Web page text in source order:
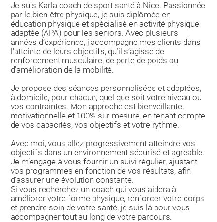
Je suis Karla coach de sport santé à Nice. Passionnée
par le bien-être physique, je suis diplômée en
éducation physique et spécialisé en activité physique
adaptée (APA) pour les seniors. Avec plusieurs
années d’expérience, j'accompagne mes clients dans
l'atteinte de leurs objectifs, qu’il s’agisse de
renforcement musculaire, de perte de poids ou
d'amélioration de la mobilité.
Je propose des séances personnalisées et adaptées,
à domicile, pour chacun, quel que soit votre niveau ou
vos contraintes. Mon approche est bienveillante,
motivationnelle et 100% sur-mesure, en tenant compte
de vos capacités, vos objectifs et votre rythme.
Avec moi, vous allez progressivement atteindre vos
objectifs dans un environnement sécurisé et agréable.
Je m’engage à vous fournir un suivi régulier, ajustant
vos programmes en fonction de vos résultats, afin
d'assurer une évolution constante.
Si vous recherchez un coach qui vous aidera à
améliorer votre forme physique, renforcer votre corps
et prendre soin de votre santé, je suis là pour vous
accompagner tout au long de votre parcours.